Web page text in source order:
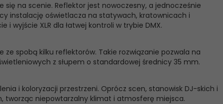
na scenie. Reflektor jest nowoczesny, a jednocześnie
instalację oświetlacza na statywach, kratownicach i
wyjście XLR dla łatwej kontroli w trybie DMX.
spobą kilku reflektorów. Takie rozwiązanie pozwala na
z słupem o standardowej średnicy 35 mm.
i koloryzacji przestrzeni. Oprócz scen, stanowisk DJ-skich i
tworząc niepowtarzalny klimat i atmosferę miejsca.